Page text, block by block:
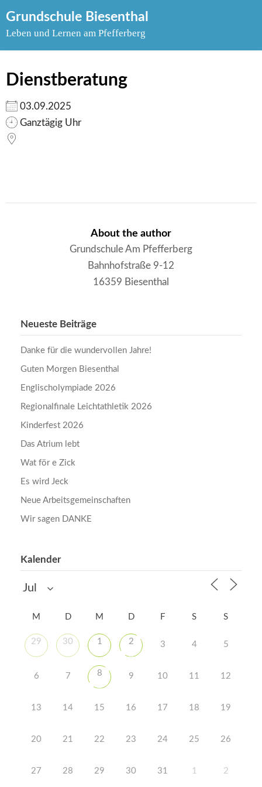
to
Grundschule Biesenthal
Leben und Lernen am Pfefferberg
Dienstberatung
03.09.2025
Ganztägig Uhr
About the author
Grundschule Am Pfefferberg
Bahnhofstraße 9-12
16359 Biesenthal
Neueste Beiträge
Danke für die wundervollen Jahre!
Guten Morgen Biesenthal
Englischolympiade 2026
Regionalfinale Leichtathletik 2026
Kinderfest 2026
Das Atrium lebt
Wat för e Zick
Es wird Jeck
Neue Arbeitsgemeinschaften
Wir sagen DANKE
Kalender
M D M D F S S
29 30 1 2 3 4 5
6 7 8 9 10 11 12
13 14 15 16 17 18 19
20 21 22 23 24 25 26
27 28 29 30 31 1 2